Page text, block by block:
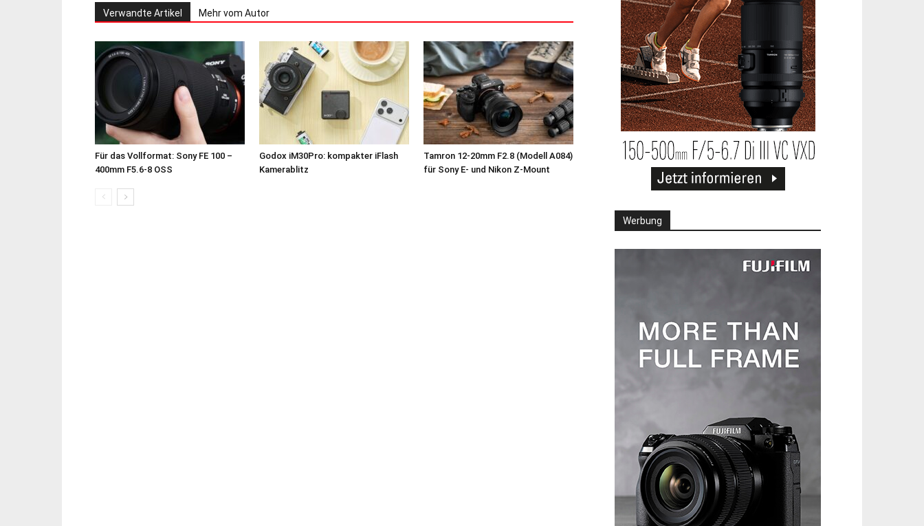
Verwandte Artikel Mehr vom Autor
Für das Vollformat: Sony FE 100 –
400mm F5.6-8 OSS
Godox iM30Pro: kompakter iFlash
Kamerablitz
Tamron 12-20mm F2.8 (Modell A084)
für Sony E- und Nikon Z-Mount
Werbung